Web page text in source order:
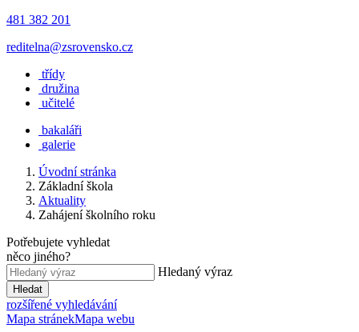
481 382 201
reditelna@zsrovensko.cz
třídy
družina
učitelé
bakaláři
galerie
Úvodní stránka
Základní škola
Aktuality
Zahájení školního roku
Potřebujete vyhledat
něco jiného?
Hledaný výraz
Hledat
rozšířené vyhledávání
Mapa stránekMapa webu